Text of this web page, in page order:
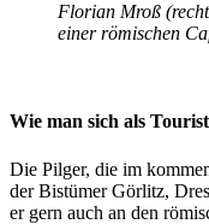
Florian Mroß
einer römischen
Wie man sich als
Die Pilger, die im
der Bistümer Görlitz,
er gern auch an den